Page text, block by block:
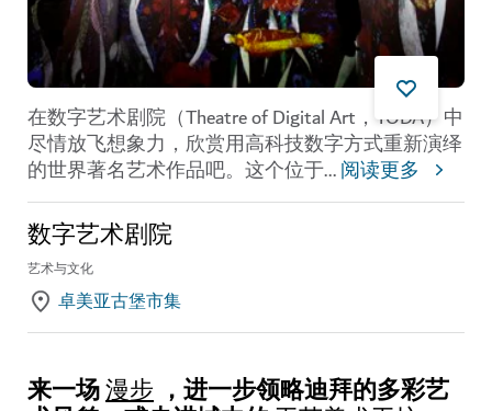
在数字艺术剧院（Theatre of Digital Art，TODA）中
尽情放飞想象力，欣赏用高科技数字方式重新演绎
的世界著名艺术作品吧。这个位于...阅读更多
数字艺术剧院
艺术与文化
卓美亚古堡市集
来一场漫步 ，进一步领略迪拜的多彩艺